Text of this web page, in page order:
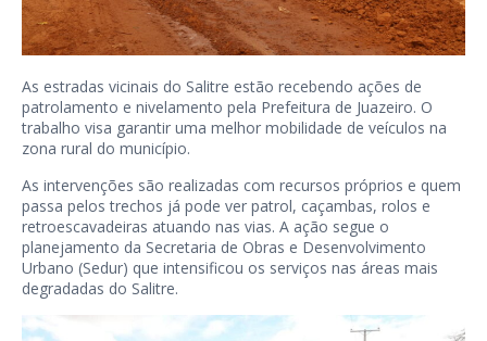
As estradas vicinais do Salitre estão recebendo ações de
patrolamento e nivelamento pela Prefeitura de Juazeiro. O
trabalho visa garantir uma melhor mobilidade de veículos na
zona rural do município.
As intervenções são realizadas com recursos próprios e quem
passa pelos trechos já pode ver patrol, caçambas, rolos e
retroescavadeiras atuando nas vias. A ação segue o
planejamento da Secretaria de Obras e Desenvolvimento
Urbano (Sedur) que intensificou os serviços nas áreas mais
degradadas do Salitre.